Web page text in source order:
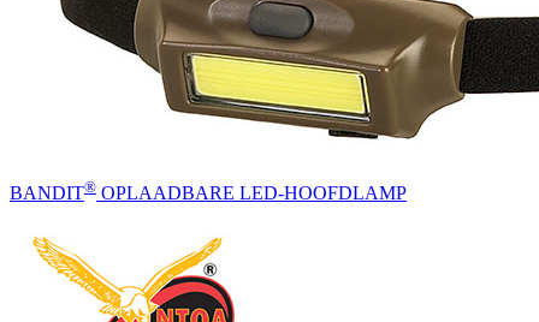
BANDIT® OPLAADBARE LED-HOOFDLAMP